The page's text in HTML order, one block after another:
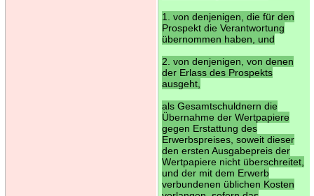
1. von denjenigen, die für den
Prospekt die Verantwortung
übernommen haben, und
2. von denjenigen, von denen
der Erlass des Prospekts
ausgeht,
als Gesamtschuldnern die
Übernahme der Wertpapiere
gegen Erstattung des
Erwerbspreises, soweit dieser
den ersten Ausgabepreis der
Wertpapiere nicht überschreitet,
und der mit dem Erwerb
verbundenen üblichen Kosten